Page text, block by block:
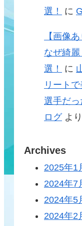
選！
に
【画像
なぜ綺
選！
に
リート
選手だ
ログより
Archives
2025年1
2024年7
2024年5
2024年2